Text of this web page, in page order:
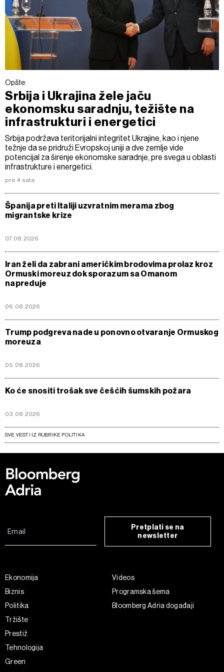
Opšte
Srbija i Ukrajina žele jaču
ekonomsku saradnju, težište na
infrastrukturi i energetici
Srbija podržava teritorijalni integritet Ukrajine, kao i njene
težnje da se pridruži Evropskoj uniji a dve zemlje vide
potencijal za širenje ekonomske saradnje, pre svega u oblasti
infrastrukture i energetici.
pre 4 sata
Španija preti Italiji uzvratnim merama zbog
migrantske krize
07.08.2026
Iran želi da zabrani američkim brodovima prolaz kroz
Ormuski moreuz dok sporazum sa Omanom
napreduje
06.08.2026
Trump podgreva nade u ponovno otvaranje Ormuskog
moreuza
05.08.2026
Ko će snositi trošak sve češćih šumskih požara
03.08.2026
SVE VESTI IZ RUBRIKE POLITIKA
Pretplati se na
newsletter
Ekonomija
Biznis
Politika
Tržište
Prestiž
Tehnologija
Green
Videos
Programska šema
Bloomberg Adria događaji